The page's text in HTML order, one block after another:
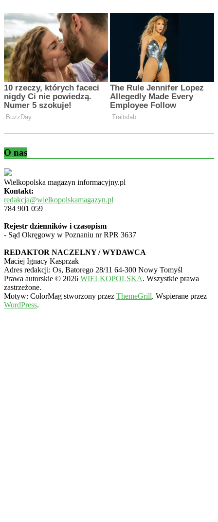
O nas
Wielkopolska magazyn informacyjny.pl
Kontakt:
redakcja@wielkopolskamagazyn.pl
784 901 059
Rejestr dzienników i czasopism
- Sąd Okręgowy w Poznaniu nr RPR 3637
REDAKTOR NACZELNY / WYDAWCA
Maciej Ignacy Kasprzak
Adres redakcji: Os, Batorego 28/11 64-300 Nowy Tomyśl
Prawa autorskie © 2026 WIELKOPOLSKA. Wszystkie prawa
zastrzeżone.
Motyw: ColorMag stworzony przez ThemeGrill. Wspierane przez
WordPress.